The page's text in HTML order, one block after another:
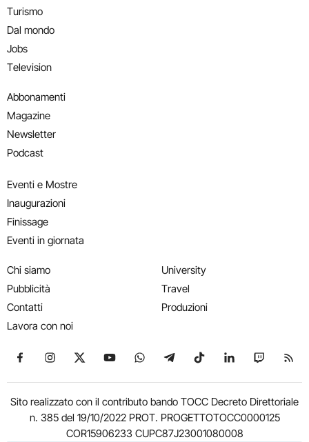
Turismo
Dal mondo
Jobs
Television
Abbonamenti
Magazine
Newsletter
Podcast
Eventi e Mostre
Inaugurazioni
Finissage
Eventi in giornata
Chi siamo
Pubblicità
Contatti
Lavora con noi
University
Travel
Produzioni
Seguici su Facebook
Seguici su Instagram
Seguici su X
Seguici su YouTube
Seguici su WhatsApp
Seguici su Telegram
Seguici su TikTok
Seguici su
Seguici
Sito realizzato con il contributo bando TOCC Decreto Direttoriale
n. 385 del 19/10/2022 PROT. PROGETTOTOCC0000125
COR15906233 CUPC87J23001080008